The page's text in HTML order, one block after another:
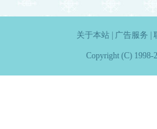
关于本站| 广告服务
Copyright (C) 1998-